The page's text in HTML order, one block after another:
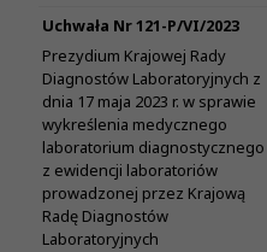
Uchwała Nr 121-P/VI/2023
Prezydium Krajowej Rady
Diagnostów Laboratoryjnych z
dnia 17 maja 2023 r. w sprawie
wykreślenia medycznego
laboratorium diagnostycznego
z ewidencji laboratoriów
prowadzonej przez Krajową
Radę Diagnostów
Laboratoryjnych